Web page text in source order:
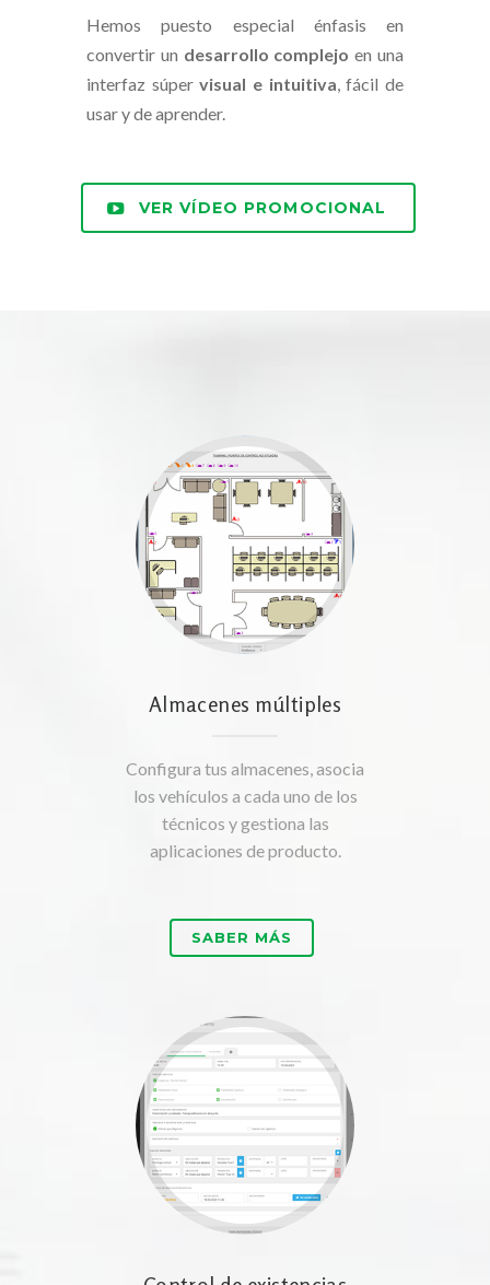
Hemos puesto especial énfasis en
convertir un desarrollo complejo en una
interfaz súpervisual e intuitiva, fácil de
usar y de aprender.
VER VÍDEO PROMOCIONAL
Almacenes múltiples
Configura tus almacenes, asocia
los vehículos a cada uno de los
técnicos y gestiona las
aplicaciones de producto.
SABER MÁS